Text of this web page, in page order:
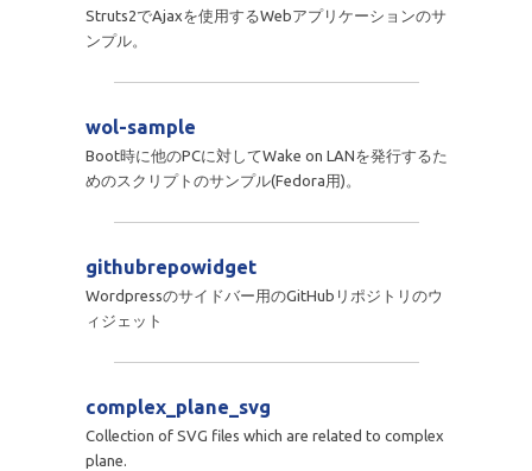
Struts2でAjaxを使用するWebアプリケーションのサ
ンプル。
wol-sample
Boot時に他のPCに対してWake on LANを発行するた
めのスクリプトのサンプル(Fedora用)。
githubrepowidget
Wordpressのサイドバー用のGitHubリポジトリのウ
ィジェット
complex_plane_svg
Collection of SVG files which are related to complex
plane.